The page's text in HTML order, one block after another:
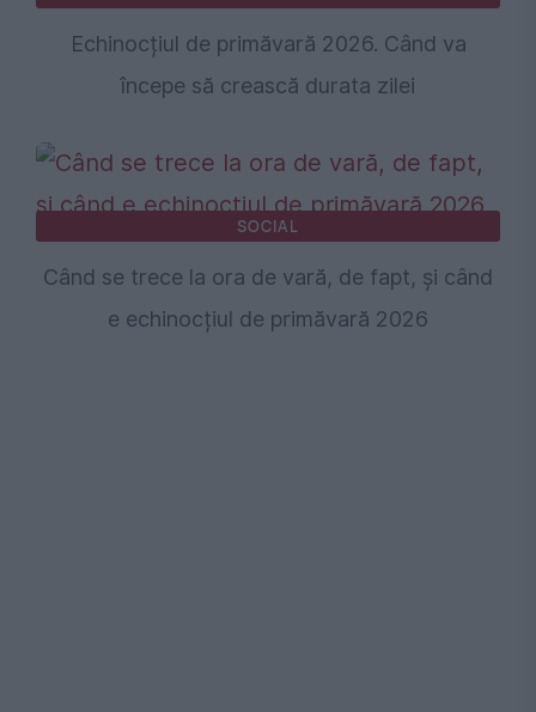
Echinocțiul de primăvară 2026. Când va
începe să crească durata zilei
SOCIAL
Când se trece la ora de vară, de fapt, și când
e echinocțiul de primăvară 2026